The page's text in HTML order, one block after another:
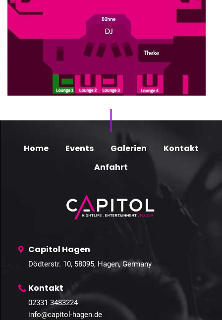
Home Events Galerien
Kontakt
Anfahrt
Capitol Hagen
Dödterstr. 10, 58095, Hagen, Germany
Kontakt
02331 3483224
info@capitol-hagen.de